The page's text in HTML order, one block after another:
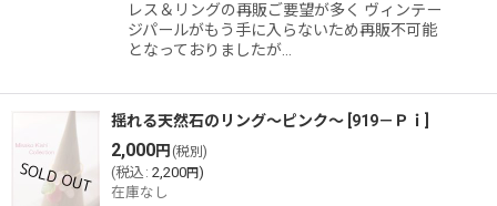
レス＆リングの再販ご要望が多く ヴィンテー
ジパールがもう手に入らないため再販不可能
となっておりましたが…
揺れる天然石のリング〜ピンク〜 919－Ｐｉ
2,000円 (税別)
(税込 : 2,200円)
在庫なし